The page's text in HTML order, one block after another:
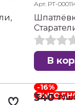
Арт. РТ-
В
-16%
340₽/